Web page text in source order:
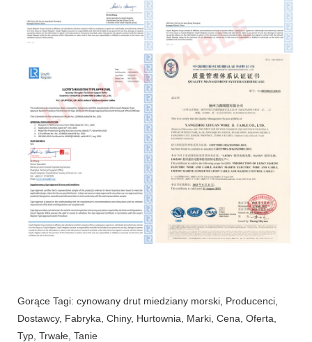
Gorące Tagi: cynowany drut miedziany morski, Producenci,
Dostawcy, Fabryka, Chiny, Hurtownia, Marki, Cena, Oferta,
Typ, Trwałe, Tanie